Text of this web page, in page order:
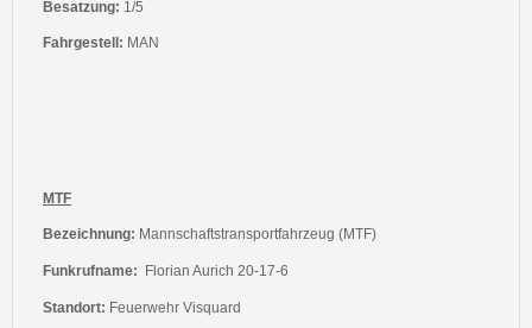
Besatzung: 1/5
Fahrgestell: MAN
MTF
Bezeichnung: Mannschaftstransportfahrzeug (MTF)
Funkrufname: Florian Aurich 20-17-6
Standort: Feuerwehr Visquard